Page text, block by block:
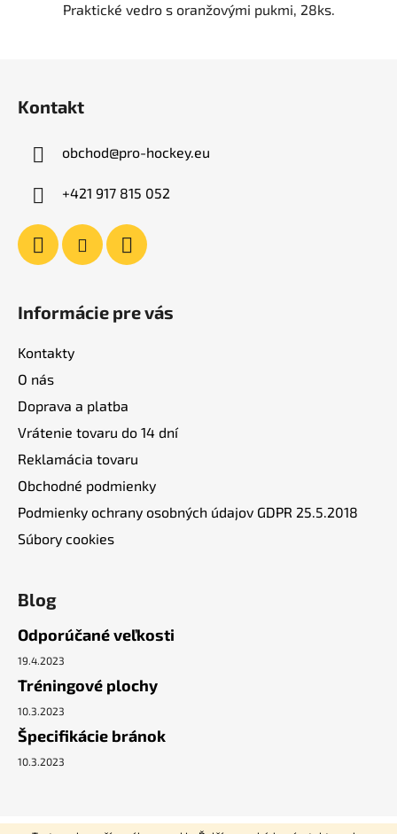
Praktické vedro s oranžovými pukmi, 28ks.
Kontakt
obchod@pro-hockey.eu
+421 917 815 052
Informácie pre vás
Kontakty
O nás
Doprava a platba
Vrátenie tovaru do 14 dní
Reklamácia tovaru
Obchodné podmienky
Podmienky ochrany osobných údajov GDPR 25.5.2018
Súbory cookies
Blog
Odporúčané veľkosti
19.4.2023
Tréningové plochy
10.3.2023
Špecifikácie bránok
10.3.2023